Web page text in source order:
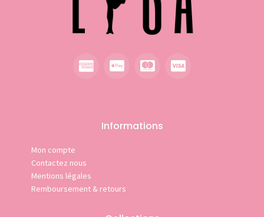
Informations
Mon compte
Contactez nous
Mentions légales
Remboursement & retours